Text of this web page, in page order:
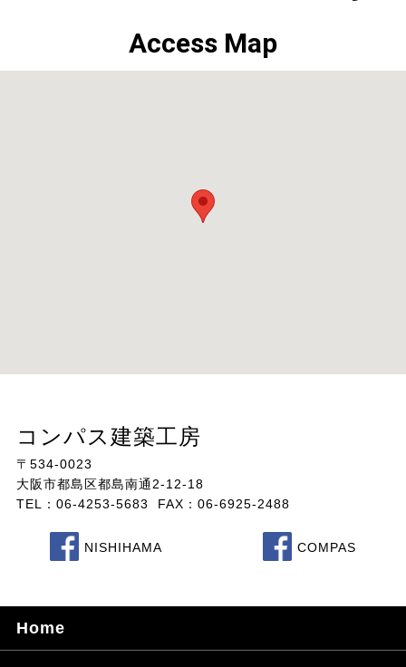
Access Map
コンパス建築工房
〒534-0023
大阪市都島区都島南通2-12-18
TEL：06-4253-5683 FAX：06-6925-2488
NISHIHAMA COMPAS
Home